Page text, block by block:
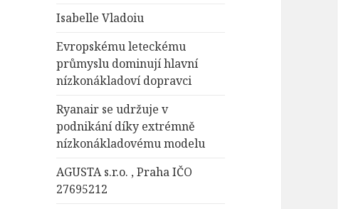
Isabelle Vladoiu
Evropskému leteckému
průmyslu dominují hlavní
nízkonákladoví dopravci
Ryanair se udržuje v
podnikání díky extrémně
nízkonákladovému modelu
AGUSTA s.r.o. , Praha IČO
27695212